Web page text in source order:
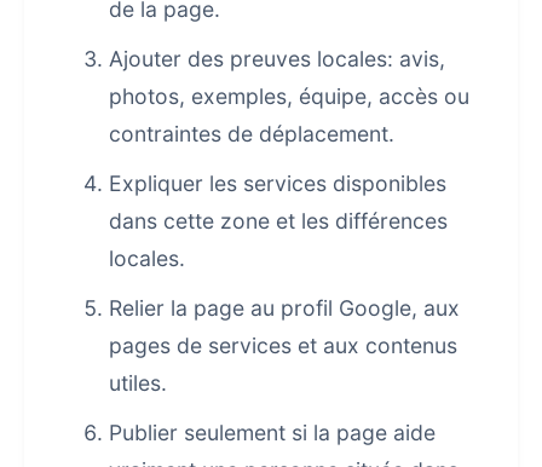
de la page.
Ajouter des preuves locales: avis,
photos, exemples, équipe, accès ou
contraintes de déplacement.
Expliquer les services disponibles
dans cette zone et les différences
locales.
Relier la page au profil Google, aux
pages de services et aux contenus
utiles.
Publier seulement si la page aide